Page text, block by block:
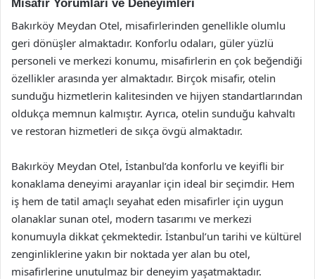
Misafir Yorumları ve Deneyimleri
Bakırköy Meydan Otel, misafirlerinden genellikle olumlu
geri dönüşler almaktadır. Konforlu odaları, güler yüzlü
personeli ve merkezi konumu, misafirlerin en çok beğendiği
özellikler arasında yer almaktadır. Birçok misafir, otelin
sunduğu hizmetlerin kalitesinden ve hijyen standartlarından
oldukça memnun kalmıştır. Ayrıca, otelin sunduğu kahvaltı
ve restoran hizmetleri de sıkça övgü almaktadır.
Bakırköy Meydan Otel, İstanbul’da konforlu ve keyifli bir
konaklama deneyimi arayanlar için ideal bir seçimdir. Hem
iş hem de tatil amaçlı seyahat eden misafirler için uygun
olanaklar sunan otel, modern tasarımı ve merkezi
konumuyla dikkat çekmektedir. İstanbul’un tarihi ve kültürel
zenginliklerine yakın bir noktada yer alan bu otel,
misafirlerine unutulmaz bir deneyim yaşatmaktadır.